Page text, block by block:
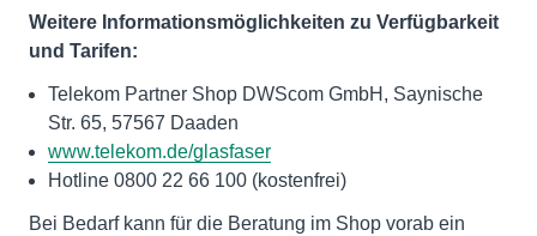
Weitere Informationsmöglichkeiten zu Verfügbarkeit
und Tarifen:
Telekom Partner Shop DWScom GmbH, Saynische
Str. 65, 57567 Daaden
www.telekom.de/glasfaser
Hotline 0800 22 66 100 (kostenfrei)
Bei Bedarf kann für die Beratung im Shop vorab ein